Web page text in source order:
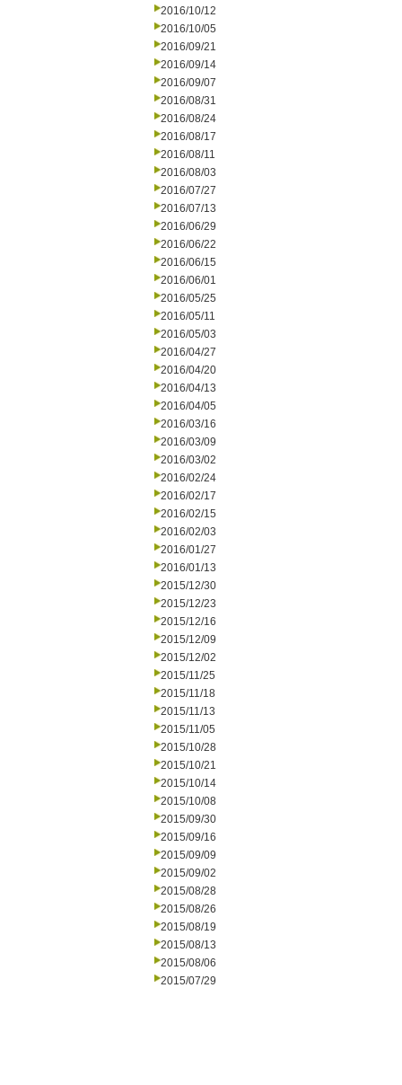
2016/10/12
2016/10/05
2016/09/21
2016/09/14
2016/09/07
2016/08/31
2016/08/24
2016/08/17
2016/08/11
2016/08/03
2016/07/27
2016/07/13
2016/06/29
2016/06/22
2016/06/15
2016/06/01
2016/05/25
2016/05/11
2016/05/03
2016/04/27
2016/04/20
2016/04/13
2016/04/05
2016/03/16
2016/03/09
2016/03/02
2016/02/24
2016/02/17
2016/02/15
2016/02/03
2016/01/27
2016/01/13
2015/12/30
2015/12/23
2015/12/16
2015/12/09
2015/12/02
2015/11/25
2015/11/18
2015/11/13
2015/11/05
2015/10/28
2015/10/21
2015/10/14
2015/10/08
2015/09/30
2015/09/16
2015/09/09
2015/09/02
2015/08/28
2015/08/26
2015/08/19
2015/08/13
2015/08/06
2015/07/29